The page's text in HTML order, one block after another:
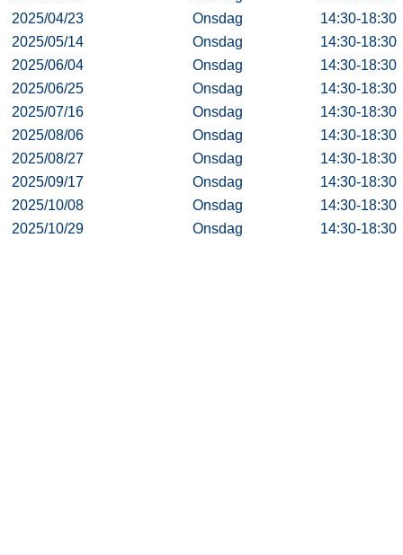
2025/04/23
Onsdag
14:30-18:30
2025/05/14
Onsdag
14:30-18:30
2025/06/04
Onsdag
14:30-18:30
2025/06/25
Onsdag
14:30-18:30
2025/07/16
Onsdag
14:30-18:30
2025/08/06
Onsdag
14:30-18:30
2025/08/27
Onsdag
14:30-18:30
2025/09/17
Onsdag
14:30-18:30
2025/10/08
Onsdag
14:30-18:30
2025/10/29
Onsdag 14:30-18:30